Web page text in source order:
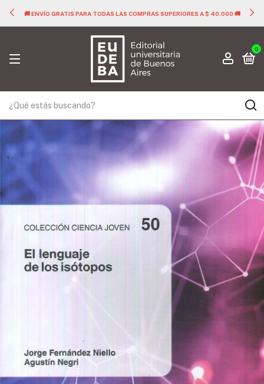
🚚 ENVÍO GRATIS PARA TODAS LAS COMPRAS SUPERIORES A $ 40.000 🚚
0